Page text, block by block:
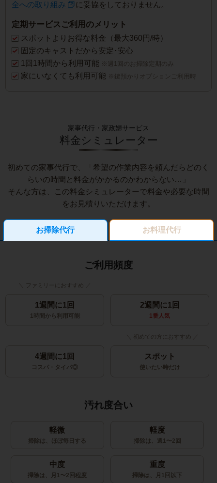
全への取り組み
に妥協をしておりません。
定期サービスご利用のメリット
スポットよりお得な料金（最大360円/時）
固定のキャストだから安定･安心
1回1時間から利用可能 ※週1回のお掃除定期のみ
家にいなくても利用可能 ※鍵預かりオプションご利用時
家事代行・家政婦サービス
料金シミュレーター
初めての家事代行で、「希望の作業内容を頼んだらどのく
らいの時間と料金がかかるのかわからない…」
そんな方は、この料金シミュレーターで料金や必要な時間
をお見積りいただけます。
お掃除代行 お料理代行
ご利用頻度
1週間に1回
1時間から利用可能
2週間に1回
1番人気
4週間に1回
コスパ・タイパ◎
スポット
使いたい時だけ
汚れ度合い
軽微
掃除は、ほぼ毎日する
軽度
掃除は、週1〜2回
中度
掃除は、月1〜2回程度
重度
掃除は、月1回以下